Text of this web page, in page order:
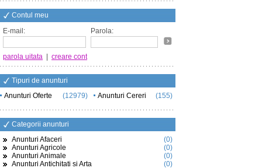
Contul meu
E-mail:
Parola:
parola uitata creare cont
Tipuri de anunturi
Anunturi Oferte
(12979) Anunturi Cereri (155)
Categorii anunturi
Anunturi Afaceri
(0)
Anunturi Agricole
(0)
Anunturi Animale
(0)
Anunturi Antichitati si Arta
(0)